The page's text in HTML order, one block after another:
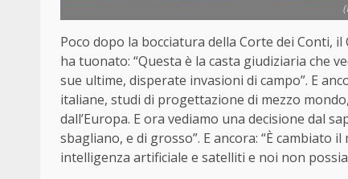
Poco dopo la bocciatura della Corte dei Conti,
ha tuonato: “Questa è la casta giudiziaria che
sue ultime, disperate invasioni di campo”. E
italiane, studi di progettazione di mezzo
dall’Europa. E ora vediamo una decisione dal
sbagliano, e di grosso”. E ancora: “È cambiato
intelligenza artificiale e satelliti e noi non